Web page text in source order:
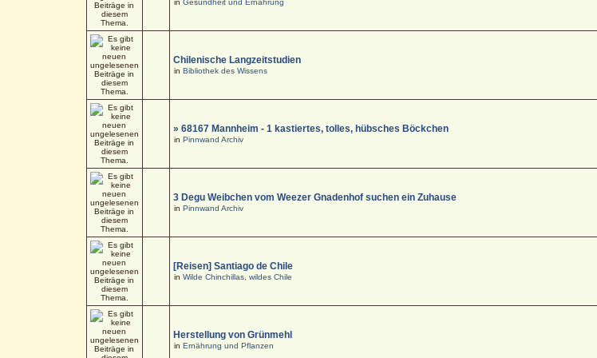
Chilenische Langzeitstudien
in Bibliothek des Wissens
» 68167 Mannheim - 1 kastiertes, tolles, hübsches Böckchen
in Pinnwand Archiv
3 Degu Weibchen vom Weezer Gnadenhof suchen ein Zuhause
in Pinnwand Archiv
[Reisen] Santiago de Chile
in Wilde Chinchillas, wildes Chile
Herstellung von Grünmehl
in Ernährung und Pflanzen